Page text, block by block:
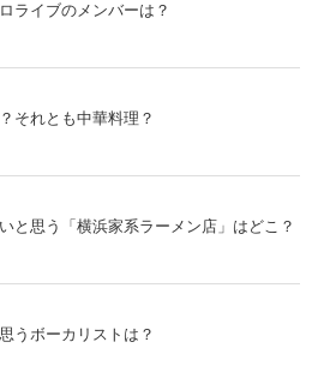
ライブのメンバーは？
それとも中華料理？
と思う「横浜家系ラーメン店」はどこ？
うボーカリストは？